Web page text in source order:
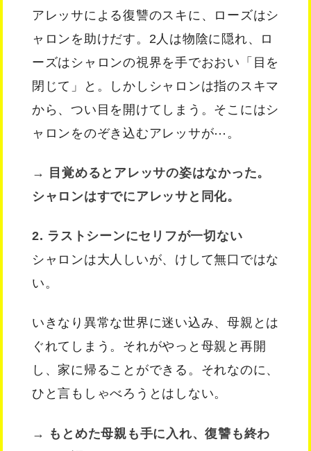
アレッサによる復讐のスキに、ローズはシ
ャロンを助けだす。2人は物陰に隠れ、ロ
ーズはシャロンの視界を手でおおい「目を
閉じて」と。しかしシャロンは指のスキマ
から、つい目を開けてしまう。そこにはシ
ャロンをのぞき込むアレッサが⋯。
→ 目覚めるとアレッサの姿はなかった。
シャロンはすでにアレッサと同化。
2. ラストシーンにセリフが一切ない
シャロンは大人しいが、けして無口ではな
い。
いきなり異常な世界に迷い込み、母親とは
ぐれてしまう。それがやっと母親と再開
し、家に帰ることができる。それなのに、
ひと言もしゃべろうとはしない。
→ もとめた母親も手に入れ、復讐も終わ